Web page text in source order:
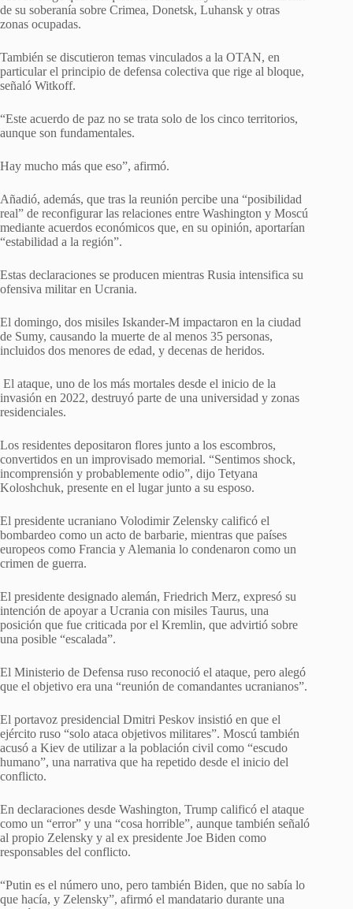
de su soberanía sobre Crimea, Donetsk, Luhansk y otras
zonas ocupadas.
También se discutieron temas vinculados a la OTAN, en
particular el principio de defensa colectiva que rige al bloque,
señaló Witkoff.
“Este acuerdo de paz no se trata solo de los cinco territorios,
aunque son fundamentales.
Hay mucho más que eso”, afirmó.
Añadió, además, que tras la reunión percibe una “posibilidad
real” de reconfigurar las relaciones entre Washington y Moscú
mediante acuerdos económicos que, en su opinión, aportarían
“estabilidad a la región”.
Estas declaraciones se producen mientras Rusia intensifica su
ofensiva militar en Ucrania.
El domingo, dos misiles Iskander-M impactaron en la ciudad
de Sumy, causando la muerte de al menos 35 personas,
incluidos dos menores de edad, y decenas de heridos.
El ataque, uno de los más mortales desde el inicio de la
invasión en 2022, destruyó parte de una universidad y zonas
residenciales.
Los residentes depositaron flores junto a los escombros,
convertidos en un improvisado memorial. “Sentimos shock,
incomprensión y probablemente odio”, dijo Tetyana
Koloshchuk, presente en el lugar junto a su esposo.
El presidente ucraniano Volodimir Zelensky calificó el
bombardeo como un acto de barbarie, mientras que países
europeos como Francia y Alemania lo condenaron como un
crimen de guerra.
El presidente designado alemán, Friedrich Merz, expresó su
intención de apoyar a Ucrania con misiles Taurus, una
posición que fue criticada por el Kremlin, que advirtió sobre
una posible “escalada”.
El Ministerio de Defensa ruso reconoció el ataque, pero alegó
que el objetivo era una “reunión de comandantes ucranianos”.
El portavoz presidencial Dmitri Peskov insistió en que el
ejército ruso “solo ataca objetivos militares”. Moscú también
acusó a Kiev de utilizar a la población civil como “escudo
humano”, una narrativa que ha repetido desde el inicio del
conflicto.
En declaraciones desde Washington, Trump calificó el ataque
como un “error” y una “cosa horrible”, aunque también señaló
al propio Zelensky y al ex presidente Joe Biden como
responsables del conflicto.
“Putin es el número uno, pero también Biden, que no sabía lo
que hacía, y Zelensky”, afirmó el mandatario durante una